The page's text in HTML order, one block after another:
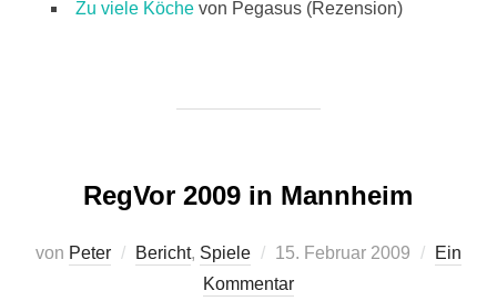
Zu viele Köche von Pegasus (Rezension)
RegVor 2009 in Mannheim
von Peter Bericht, Spiele
Veröffentlicht
am
15. Februar 2009
Ein
Kommentar